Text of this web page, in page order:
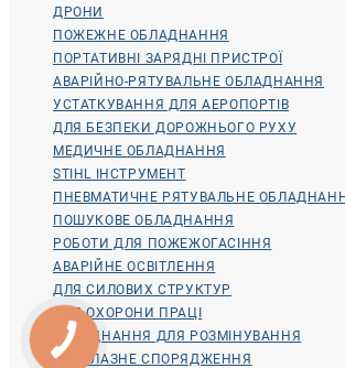
ДРОНИ
ПОЖЕЖНЕ ОБЛАДНАННЯ
ПОРТАТИВНІ ЗАРЯДНІ ПРИСТРОЇ
АВАРІЙНО-РЯТУВАЛЬНЕ ОБЛАДНАННЯ
УСТАТКУВАННЯ ДЛЯ АЕРОПОРТІВ
ДЛЯ БЕЗПЕКИ ДОРОЖНЬОГО РУХУ
МЕДИЧНЕ ОБЛАДНАННЯ
STIHL ІНСТРУМЕНТ
ПНЕВМАТИЧНЕ РЯТУВАЛЬНЕ
ПОШУКОВЕ ОБЛАДНАННЯ
РОБОТИ ДЛЯ ПОЖЕЖОГАСІННЯ
АВАРІЙНЕ ОСВІТЛЕННЯ
ДЛЯ СИЛОВИХ СТРУКТУР
ДЛЯ ОХОРОНИ ПРАЦІ
ОБЛАДНАННЯ ДЛЯ РОЗМІНУВАННЯ
ВОДОЛАЗНЕ СПОРЯДЖЕННЯ